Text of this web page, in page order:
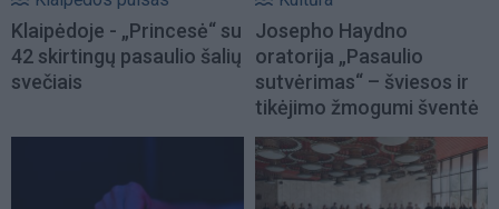
Klaipėdoje - „Princesė“ su
42 skirtingų pasaulio šalių
svečiais
Josepho Haydno
oratorija „Pasaulio
sutvėrimas“ – šviesos ir
tikėjimo žmogumi šventė